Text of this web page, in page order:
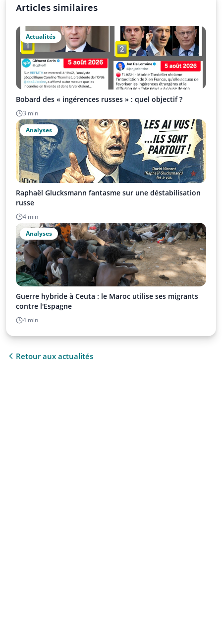
Articles similaires
Actualités
Bobard des « ingérences russes » : quel objectif ?
3 min
Analyses
Raphaël Glucksmann fantasme sur une déstabilisation
russe
4 min
Analyses
Guerre hybride à Ceuta : le Maroc utilise ses migrants
contre l'Espagne
4 min
Retour aux actualités